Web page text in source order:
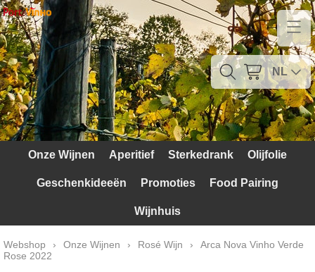
Home
Contact
Mijn account
Verzendkosten
NL
Onze Wijnen Aperitief Sterkedrank Olijfolie
Geschenkideeën Promoties Food Pairing
Wijnhuis
Webshop › Onze Wijnen › Rosé Wijn ›
Arca Nova Vinho Verde
Rose 2022